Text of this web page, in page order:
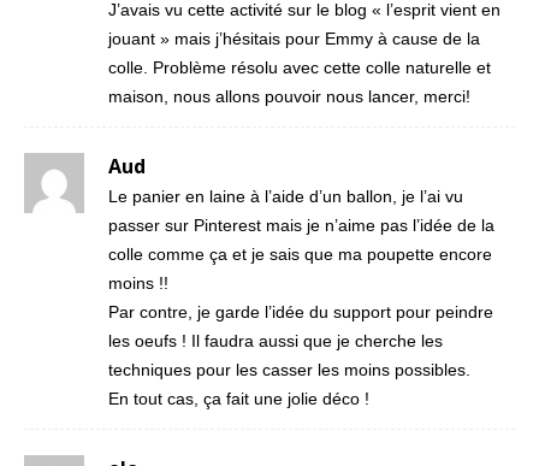
J’avais vu cette activité sur le blog « l’esprit vient en
jouant » mais j’hésitais pour Emmy à cause de la
colle. Problème résolu avec cette colle naturelle et
maison, nous allons pouvoir nous lancer, merci!
Aud
Le panier en laine à l’aide d’un ballon, je l’ai vu
passer sur Pinterest mais je n’aime pas l’idée de la
colle comme ça et je sais que ma poupette encore
moins !!
Par contre, je garde l’idée du support pour peindre
les oeufs ! Il faudra aussi que je cherche les
techniques pour les casser les moins possibles.
En tout cas, ça fait une jolie déco !